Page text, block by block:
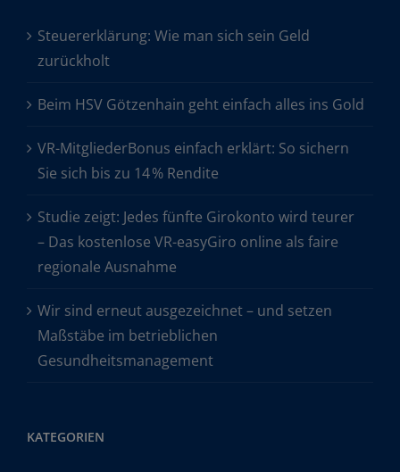
Steuererklärung: Wie man sich sein Geld
zurückholt
Beim HSV Götzenhain geht einfach alles ins Gold
VR-MitgliederBonus einfach erklärt: So sichern
Sie sich bis zu 14 % Rendite
Studie zeigt: Jedes fünfte Girokonto wird teurer
– Das kostenlose VR-easyGiro online als faire
regionale Ausnahme
Wir sind erneut ausgezeichnet – und setzen
Maßstäbe im betrieblichen
Gesundheitsmanagement
KATEGORIEN